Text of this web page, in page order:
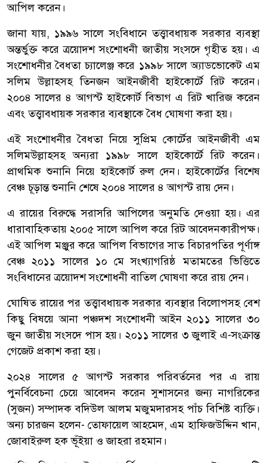
আপিল করেন।
জানা যায়, ১৯৯৬ সালে সংবিধানে তত্ত্বাবধায়ক সরকার ব্যবস্থা
অন্তর্ভুক্ত করে ত্রয়োদশ সংশোধনী জাতীয় সংসদে গৃহীত হয়। এ
সংশোধনীর বৈধতা চ্যালেঞ্জ করে ১৯৯৮ সালে অ্যাডভোকেট এম
সলিম উল্লাহসহ তিনজন আইনজীবী হাইকোর্টে রিট করেন।
২০০৪ সালের ৪ আগস্ট হাইকোর্ট বিভাগ এ রিট খারিজ করেন
এবং তত্ত্বাবধায়ক সরকার ব্যবস্থাকে বৈধ ঘোষণা করা হয়।
এই সংশোধনীর বৈধতা নিয়ে সুপ্রিম কোর্টের আইনজীবী এম
সলিমউল্লাহসহ অন্যরা ১৯৯৮ সালে হাইকোর্টে রিট করেন।
প্রাথমিক শুনানি নিয়ে হাইকোর্ট রুল দেন। হাইকোর্টের বিশেষ
বেঞ্চ চূড়ান্ত শুনানি শেষে ২০০৪ সালের ৪ আগস্ট রায় দেন।
এ রায়ের বিরুদ্ধে সরাসরি আপিলের অনুমতি দেওয়া হয়। এর
ধারাবাহিকতায় ২০০৫ সালে আপিল করে রিট আবেদনকারীপক্ষ।
এই আপিল মঞ্জুর করে আপিল বিভাগের সাত বিচারপতির পূর্ণাঙ্গ
বেঞ্চ ২০১১ সালের ১০ মে সংখ্যাগরিষ্ঠ মতামতের ভিত্তিতে
সংবিধানের ত্রয়োদশ সংশোধনী বাতিল ঘোষণা করে রায় দেন।
ঘোষিত রায়ের পর তত্ত্বাবধায়ক সরকার ব্যবস্থার বিলোপসহ বেশ
কিছু বিষয়ে আনা পঞ্চদশ সংশোধনী আইন ২০১১ সালের ৩০
জুন জাতীয় সংসদে পাস হয়। ২০১১ সালের ৩ জুলাই এ-সংক্রান্ত
গেজেট প্রকাশ করা হয়।
২০২৪ সালের ৫ আগস্ট সরকার পরিবর্তনের পর এ রায়
পুনর্বিবেচনা চেয়ে আবেদন করেন সুশাসনের জন্য নাগরিকের
(সুজন) সম্পাদক বদিউল আলম মজুমদারসহ পাঁচ বিশিষ্ট ব্যক্তি।
অন্য চারজন হলেন- তোফায়েল আহমেদ, এম হাফিজউদ্দিন খান,
জোবাইরুল হক ভূঁইয়া ও জাহরা রহমান।